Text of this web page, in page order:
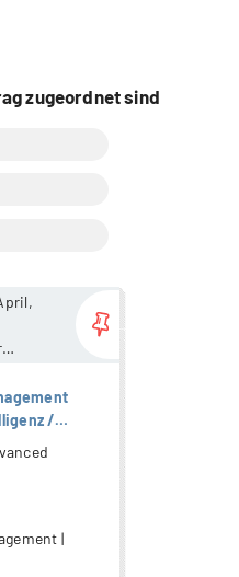
zugeordnet sind
/
|
more...